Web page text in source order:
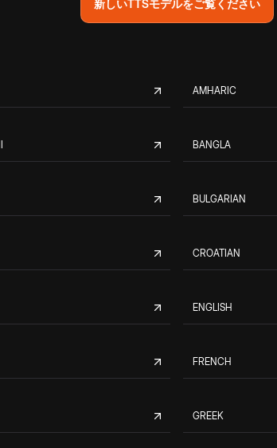
新しいTTSモデルをご覧ください
AMHARIC
BANGLA
BULGARIAN
CROATIAN
ENGLISH
FRENCH
GREEK